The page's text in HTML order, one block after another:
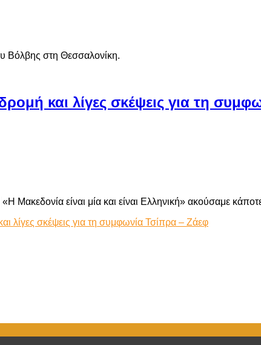
Βόλβης στη Θεσσαλονίκη.
και λίγες σκέψεις για τη
«Η Μακεδονία είναι μία και είναι Ελληνική» ακούσαμε
λίγες σκέψεις για τη συμφωνία Τσίπρα – Ζάεφ